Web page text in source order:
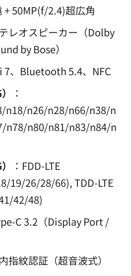
50MP(f/2.4)超広角
レオスピーカー（Dolby
by Bose）
7、Bluetooth 5.4、NFC
：
n18/n26/n28/n66/n38/n
n78/n80/n81/n83/n84/n
：FDD-LTE
19/26/28/66), TDD-LTE
42/48)
C 3.2（Display Port /
指紋認証（超音波式）